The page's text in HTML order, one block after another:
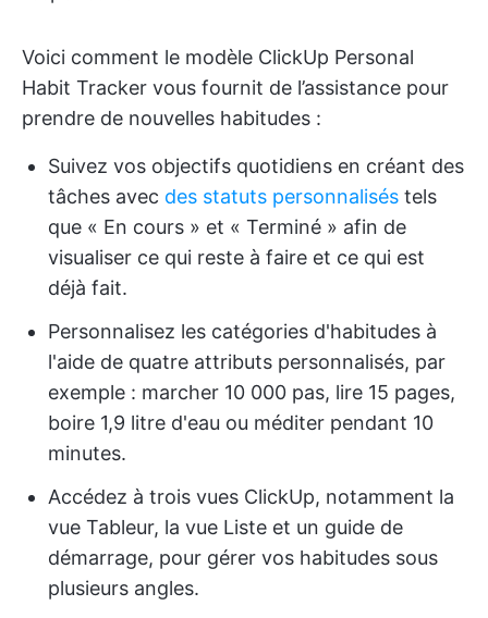
Voici comment le modèle ClickUp Personal
Habit Tracker vous fournit de l’assistance pour
prendre de nouvelles habitudes :
Suivez vos objectifs quotidiens en créant des
tâches avec des statuts personnalisés tels
que « En cours » et « Terminé » afin de
visualiser ce qui reste à faire et ce qui est
déjà fait.
Personnalisez les catégories d'habitudes à
l'aide de quatre attributs personnalisés, par
exemple : marcher 10 000 pas, lire 15 pages,
boire 1,9 litre d'eau ou méditer pendant 10
minutes.
Accédez à trois vues ClickUp, notamment la
vue Tableur, la vue Liste et un guide de
démarrage, pour gérer vos habitudes sous
plusieurs angles.